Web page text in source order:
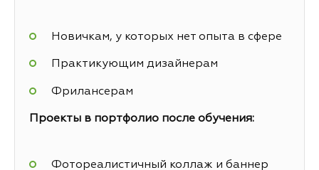
Новичкам, у которых нет опыта в сфере
Практикующим дизайнерам
Фрилансерам
Проекты в портфолио после обучения:
Фотореалистичный коллаж и баннер